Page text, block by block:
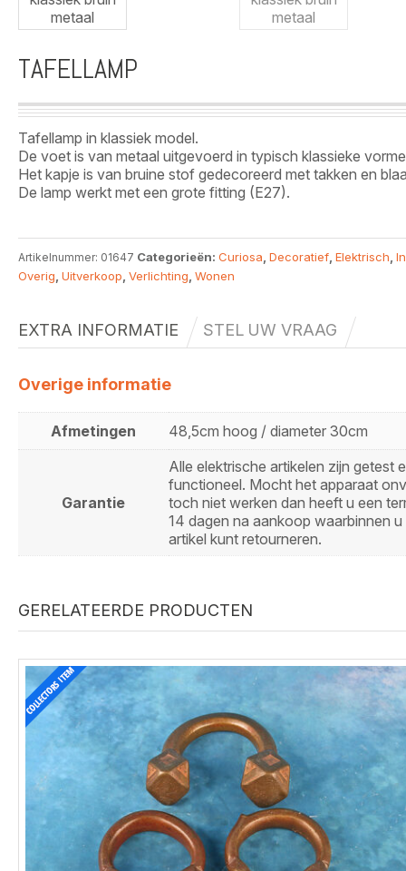
TAFELLAMP
Tafellamp in klassiek model.
De voet is van metaal uitgevoerd in typisch klassieke
Het kapje is van bruine stof gedecoreerd met takken en
De lamp werkt met een grote fitting (E27).
Artikelnummer: 01647 Categorieën: Curiosa Decoratief Elektrisch
Overig Uitverkoop Verlichting Wonen
EXTRA INFORMATIE STEL UW VRAAG
Overige informatie
Afmetingen 48,5cm hoog / diameter 30cm
Garantie
Alle elektrische artikelen zijn getest
functioneel. Mocht het apparaat
toch niet werken dan heeft u een
14 dagen na aankoop waarbinnen u
artikel kunt retourneren.
GERELATEERDE PRODUCTEN